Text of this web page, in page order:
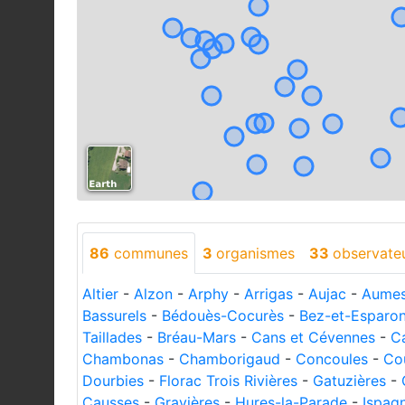
86 communes 3 organismes 33
Altier - Alzon - Arphy - Arrigas - Aujac -
Bassurels - Bédouès-Cocurès - Bez-et-
Taillades - Bréau-Mars - Cans et Cévennes -
Chambonas - Chamborigaud - Concoules -
Dourbies - Florac Trois Rivières - Gatuzières -